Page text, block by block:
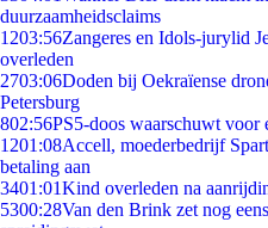
duurzaamheidsclaims
1203:56Zangeres en Idols-jurylid
overleden
2703:06Doden bij Oekraïense
Petersburg
802:56PS5-doos waarschuwt voor
1201:08Accell, moederbedrijf
betaling aan
3401:01Kind overleden na
5300:28Van den Brink zet nog